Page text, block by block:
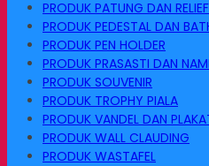
PRODUK PATUNG DAN RELIEF
PRODUK PEDESTAL DAN
PRODUK PEN HOLDER
PRODUK PRASASTI DAN
PRODUK SOUVENIR
PRODUK TROPHY PIALA
PRODUK VANDEL DAN
PRODUK WALL CLAUDING
PRODUK WASTAFEL